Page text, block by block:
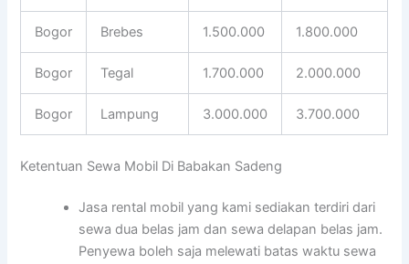
Bogor Brebes 1.500.000 1.800.000
Bogor Tegal 1.700.000 2.000.000
Bogor Lampung 3.000.000 3.700.000
Ketentuan Sewa Mobil Di Babakan Sadeng
Jasa rental mobil yang kami sediakan terdiri dari
sewa dua belas jam dan sewa delapan belas jam.
Penyewa boleh saja melewati batas waktu sewa